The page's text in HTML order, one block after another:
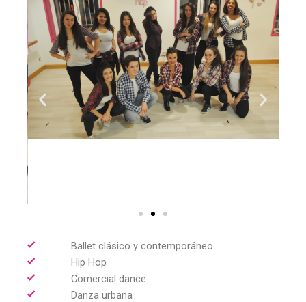
Ballet clásico y contemporáneo
Hip Hop
Comercial dance
Danza urbana